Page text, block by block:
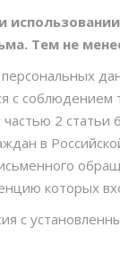
Тем не
с
частью 2
в
которых
с